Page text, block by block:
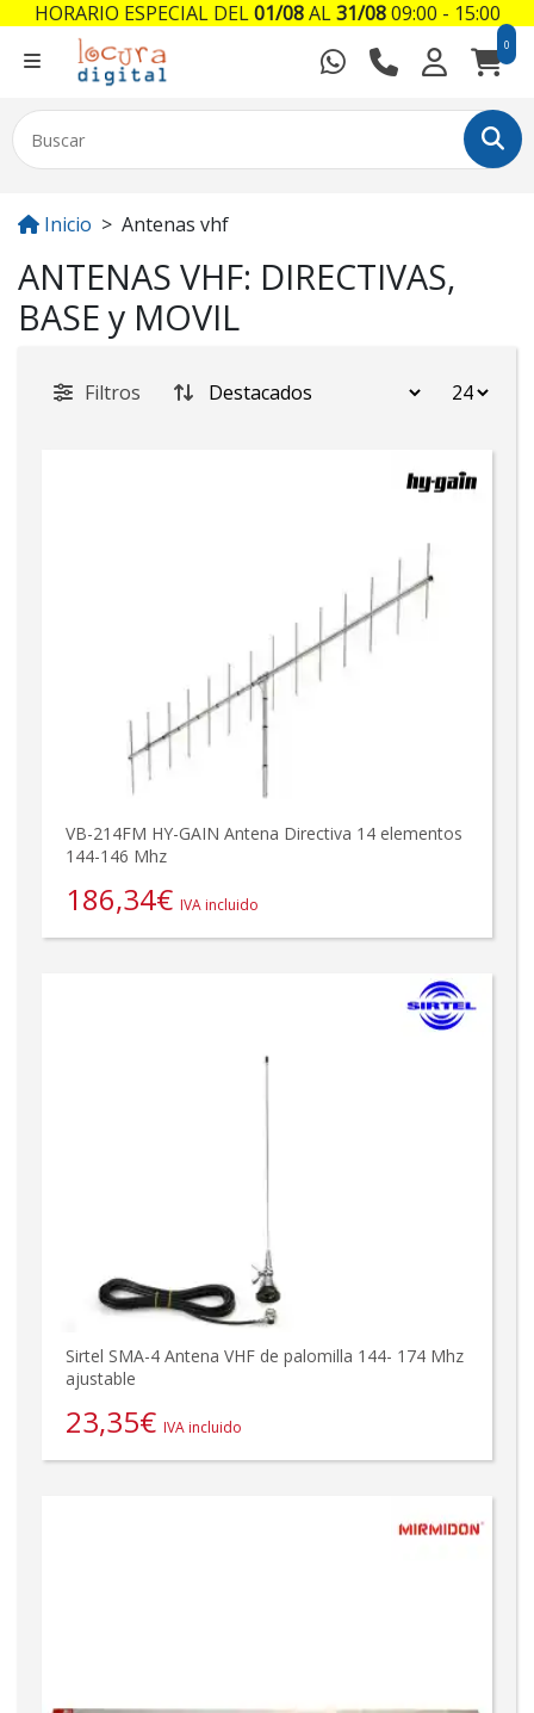
0
Inicio Antenas vhf
ANTENAS VHF: DIRECTIVAS,
BASE y MOVIL
Filtros
VB-214FM HY-GAIN Antena Directiva 14 elementos
144-146 Mhz
186,34€ IVA incluido
Sirtel SMA-4 Antena VHF de palomilla 144- 174 Mhz
ajustable
23,35€ IVA incluido
HORARIO ESPECIAL DEL01/08AL31/0809:00 - 15:00